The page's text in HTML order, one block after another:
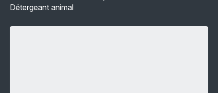
Détergeant animal